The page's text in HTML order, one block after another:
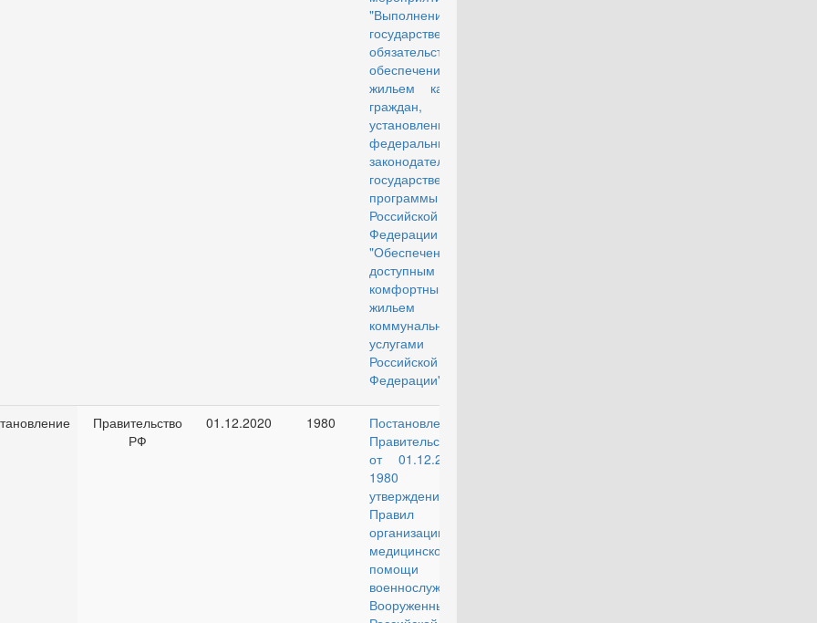
"Выполнение
государственных
обязательств по
обеспечению
жильем категорий
граждан,
установленных
федеральным
законодательством"
государственной
программы
Российской
Федерации
"Обеспечение
доступным и
комфортным
жильем и
коммунальными
услугами граждан
Российской
Федерации"
Правительство
РФ
01.12.2020 1980
Постановление
Правительства РФ
от 01.12.2020 N
1980 "Об
утверждении
Правил
организации
медицинской
помощи
военнослужащим
Вооруженных Сил